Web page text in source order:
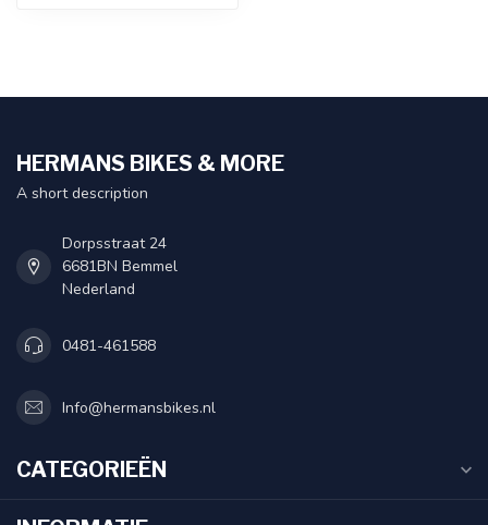
HERMANS BIKES & MORE
A short description
Dorpsstraat 24
6681BN Bemmel
Nederland
0481-461588
Info@hermansbikes.nl
CATEGORIEËN